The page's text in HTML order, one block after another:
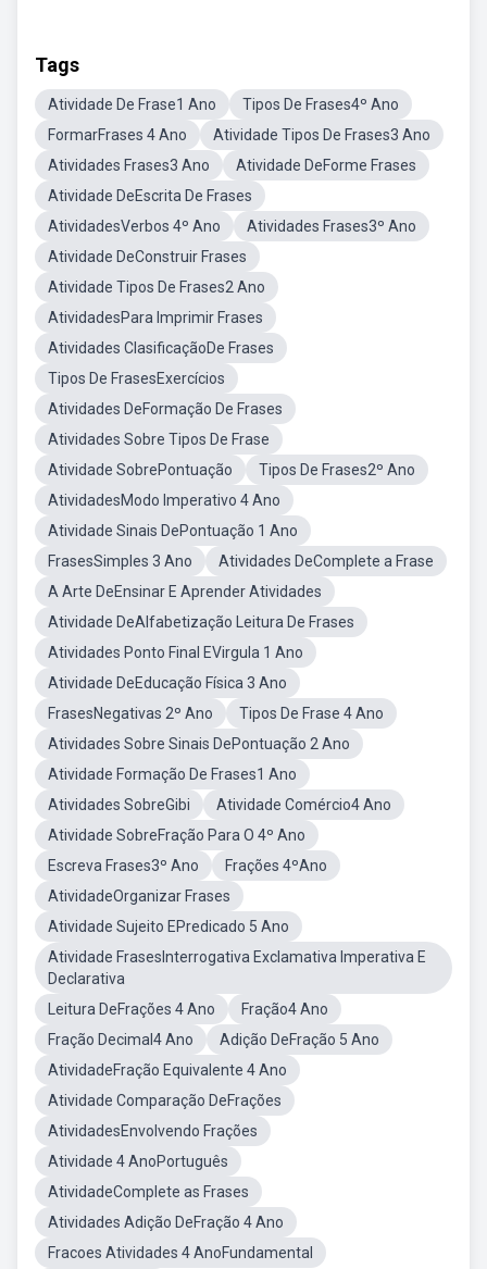
Tags
Atividade De Frase1 Ano
Tipos De Frases4º Ano
FormarFrases 4 Ano
Atividade Tipos De Frases3 Ano
Atividades Frases3 Ano
Atividade DeForme Frases
Atividade DeEscrita De Frases
AtividadesVerbos 4º Ano
Atividades Frases3º Ano
Atividade DeConstruir Frases
Atividade Tipos De Frases2 Ano
AtividadesPara Imprimir Frases
Atividades ClasificaçãoDe Frases
Tipos De FrasesExercícios
Atividades DeFormação De Frases
Atividades Sobre Tipos De Frase
Atividade SobrePontuação
Tipos De Frases2º Ano
AtividadesModo Imperativo 4 Ano
Atividade Sinais DePontuação 1 Ano
FrasesSimples 3 Ano
Atividades DeComplete a Frase
A Arte DeEnsinar E Aprender Atividades
Atividade DeAlfabetização Leitura De Frases
Atividades Ponto Final EVirgula 1 Ano
Atividade DeEducação Física 3 Ano
FrasesNegativas 2º Ano
Tipos De Frase 4 Ano
Atividades Sobre Sinais DePontuação 2 Ano
Atividade Formação De Frases1 Ano
Atividades SobreGibi
Atividade Comércio4 Ano
Atividade SobreFração Para O 4º Ano
Escreva Frases3º Ano
Frações 4ºAno
AtividadeOrganizar Frases
Atividade Sujeito EPredicado 5 Ano
Atividade FrasesInterrogativa Exclamativa Imperativa E
Declarativa
Leitura DeFrações 4 Ano
Fração4 Ano
Fração Decimal4 Ano
Adição DeFração 5 Ano
AtividadeFração Equivalente 4 Ano
Atividade Comparação DeFrações
AtividadesEnvolvendo Frações
Atividade 4 AnoPortuguês
AtividadeComplete as Frases
Atividades Adição DeFração 4 Ano
Fracoes Atividades 4 AnoFundamental